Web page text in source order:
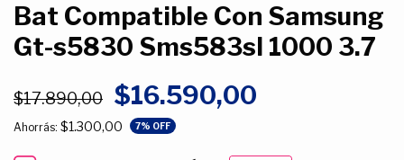
Bat Compatible Con Samsung
Gt-s5830 Sms583sl 1000 3.7
$17.890,00 $16.590,00
Ahorrás: $1.300,00 7% OFF